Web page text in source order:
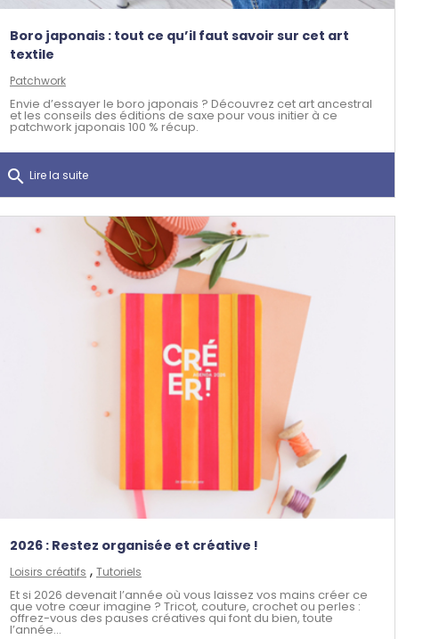
Boro japonais : tout ce qu’il faut savoir sur cet art
textile
Patchwork
Envie d’essayer le boro japonais ? Découvrez cet art ancestral
et les conseils des éditions de saxe pour vous initier à ce
patchwork japonais 100 % récup.
search Lire la suite
2026 : Restez organisée et créative !
Loisirs créatifs , Tutoriels
Et si 2026 devenait l’année où vous laissez vos mains créer ce
que votre cœur imagine ? Tricot, couture, crochet ou perles :
offrez-vous des pauses créatives qui font du bien, toute
l’année...